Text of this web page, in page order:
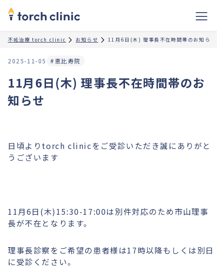
不妊治療 torch clinic お知らせ 11月6日(木) 理事長不在時間帯のお知らせ
2025-11-05 #恵比寿院
11月6日(木) 理事長不在時間帯のお
知らせ
日頃よりtorch clinicをご受診いただき誠にありがと
うございます
11月6日(木)15:30-17:00は別件対応のため市山理事
長が不在となります。
理事長診察をご希望の患者様は17時以降もしくは別日
に受診ください。